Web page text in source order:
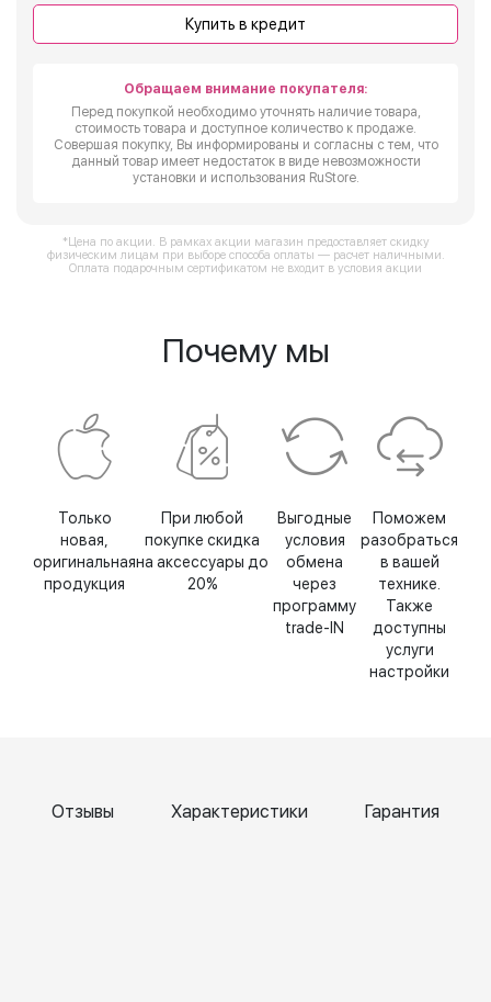
Купить в кредит
Обращаем внимание покупателя:
Перед покупкой необходимо уточнять наличие товара,
стоимость товара и доступное количество к продаже.
Совершая покупку, Вы информированы и согласны с тем, что
данный товар имеет недостаток в виде невозможности
установки и использования RuStore.
*Цена по акции. В рамках акции магазин предоставляет скидку
физическим лицам при выборе способа оплаты — расчет наличными.
Оплата подарочным сертификатом не входит в условия акции
Почему мы
Только
новая,
оригинальная
продукция
При любой
покупке скидка
на аксессуары до
20%
Выгодные
условия
обмена
через
программу
trade-IN
Поможем
разобраться
в вашей
технике.
Также
доступны
услуги
настройки
Отзывы Характеристики Гарантия